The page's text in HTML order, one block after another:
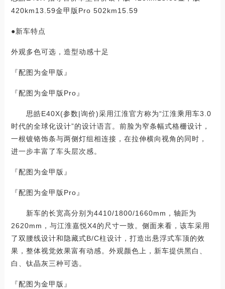
420km13.59金甲版Pro 502km15.59
●新车特点
外观多色可选，造型动感十足
『配图为金甲版』
『配图为金甲版Pro』
思皓E40X(参数|询价)采用江淮官方称为“江淮乘用车3.0
时代的全球化设计”的设计语言。前脸为窄条幅式格栅设计，
一根镀铬饰条与两侧灯组相连接，在拉伸横向视角的同时，
进一步丰富了车头层次感。
『配图为金甲版』
『配图为金甲版Pro』
新车的长宽高分别为4410/1800/1660mm，轴距为
2620mm，与江淮嘉悦X4的尺寸一致。侧面来看，该车采用
了双腰线设计和隐藏式B/C柱设计，打造出悬浮式车顶的效
果，整体视觉效果富有动感。外观颜色上，新车提供黑白、
白、钛晶灰三种可选。
『配图为金甲版』